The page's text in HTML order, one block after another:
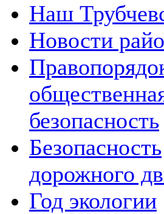
Наш
Новости
безопасность
Безопасность
дорожного
Год экологии